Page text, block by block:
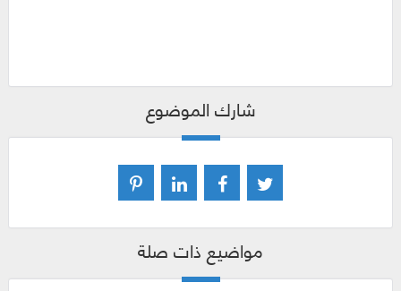
شارك الموضوع
مواضيع ذات صلة